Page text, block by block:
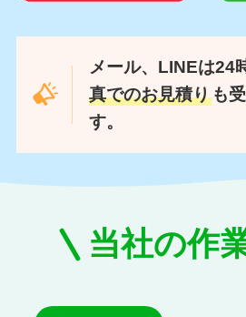
メール、LINEは24
真でのお見積りも
す。
当社の作